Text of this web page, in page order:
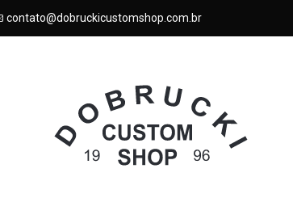
contato@dobruckicustomshop.com.br